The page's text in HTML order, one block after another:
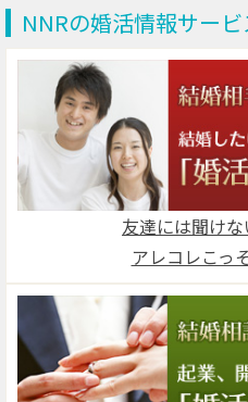
NNRの婚活情報サービ
友達には聞け
アレコレこっ